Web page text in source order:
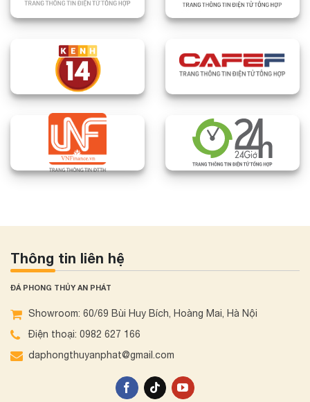
Thông tin liên hệ
ĐÁ PHONG THỦY AN PHÁT
Showroom: 60/69 Bùi Huy Bích, Hoàng Mai, Hà Nội
Điện thoại: 0982 627 166
daphongthuyanphat@gmail.com